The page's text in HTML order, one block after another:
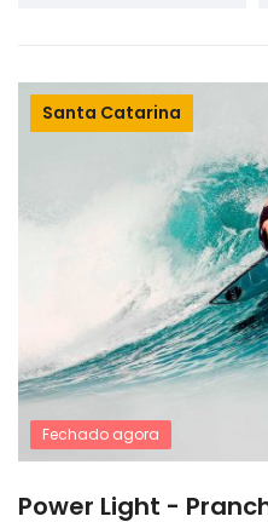
Santa Catarina
Fechado agora
Power Light -